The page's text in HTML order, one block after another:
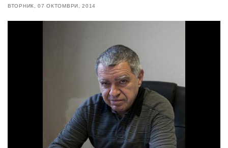
ВТОРНИК, 07 ОКТОМВРИ, 2014